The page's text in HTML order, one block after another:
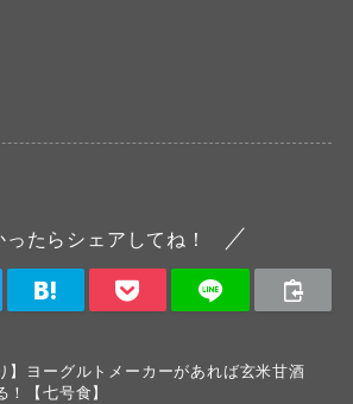
ったらシェアしてね！
】ヨーグルトメーカーがあれば玄米甘酒
！【七号食】